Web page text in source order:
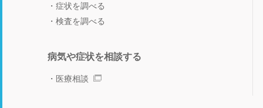
症状を調べる
検査を調べる
病気や症状を相談する
医療相談